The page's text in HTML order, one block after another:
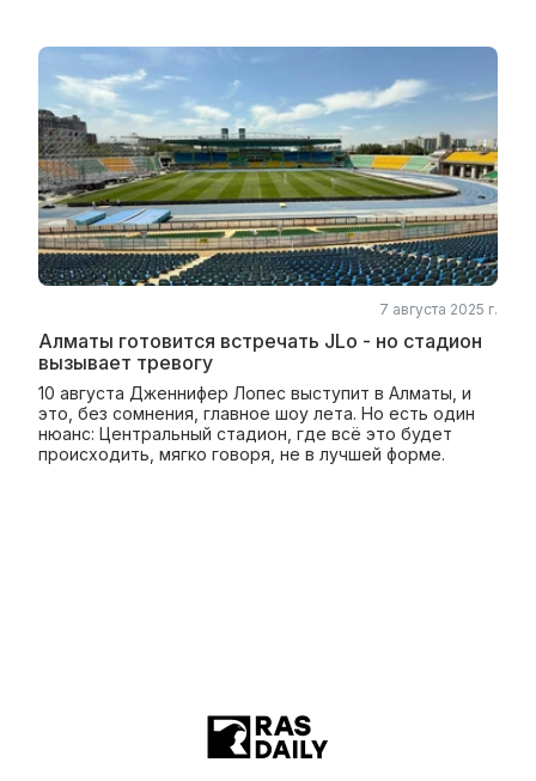
7 августа 2025 г.
Алматы готовится встречать JLo - но стадион
вызывает тревогу
10 августа Дженнифер Лопес выступит в Алматы, и
это, без сомнения, главное шоу лета. Но есть один
нюанс: Центральный стадион, где всё это будет
происходить, мягко говоря, не в лучшей форме.